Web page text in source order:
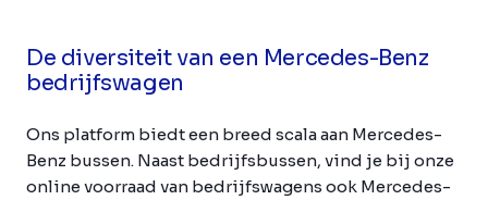
De diversiteit van een Mercedes-Benz
bedrijfswagen
Ons platform biedt een breed scala aan Mercedes-
Benz bussen. Naast bedrijfsbussen, vind je bij onze
online voorraad van bedrijfswagens ook Mercedes-